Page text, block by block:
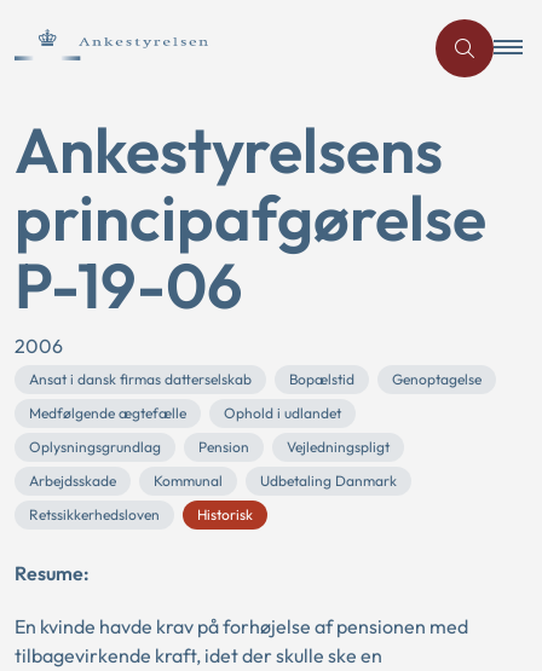
Ankestyrelsens
principafgørelse
P-19-06
2006
Ansat i dansk firmas datterselskab Bopælstid
Genoptagelse
Medfølgende ægtefælle
Ophold i udlandet
Oplysningsgrundlag
Pension
Vejledningspligt
Arbejdsskade
Kommunal
Udbetaling Danmark
Retssikkerhedsloven
Historisk
Resume:
En kvinde havde krav på forhøjelse af pensionen med
tilbagevirkende kraft, idet der skulle ske en